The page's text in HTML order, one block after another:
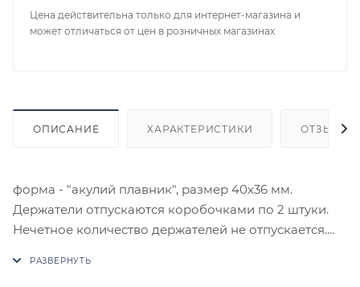
Цена действительна только для интернет-магазина и
может отличаться от цен в розничных магазинах
ОПИСАНИЕ ХАРАКТЕРИСТИКИ ОТЗЫВЫ
форма - "акулий плавник", размер 40х36 мм.
Держатели отпускаются коробочками по 2 штуки.
Нечетное количество держателей не отпускается.